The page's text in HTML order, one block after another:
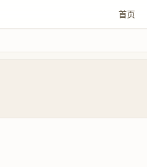
首页